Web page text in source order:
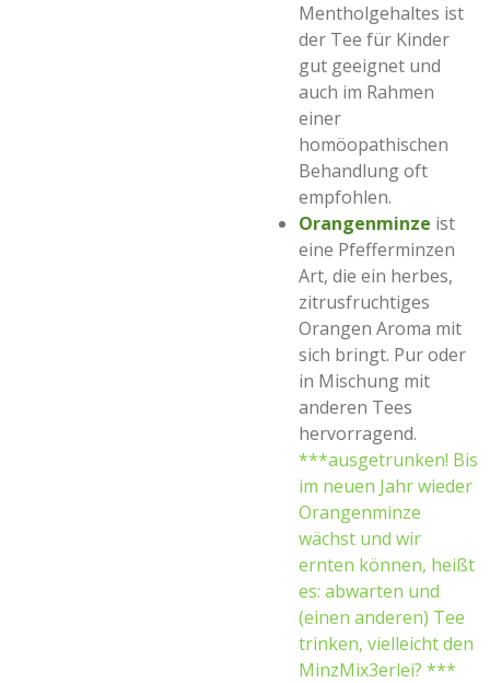
Mentholgehaltes ist
der Tee für Kinder
gut geeignet und
auch im Rahmen
einer
homöopathischen
Behandlung oft
empfohlen.
Orangenminze ist
eine Pfefferminzen
Art, die ein herbes,
zitrusfruchtiges
Orangen Aroma mit
sich bringt. Pur oder
in Mischung mit
anderen Tees
hervorragend.
***ausgetrunken! Bis
im neuen Jahr wieder
Orangenminze
wächst und wir
ernten können, heißt
es: abwarten und
(einen anderen) Tee
trinken, vielleicht den
MinzMix3erlei? ***